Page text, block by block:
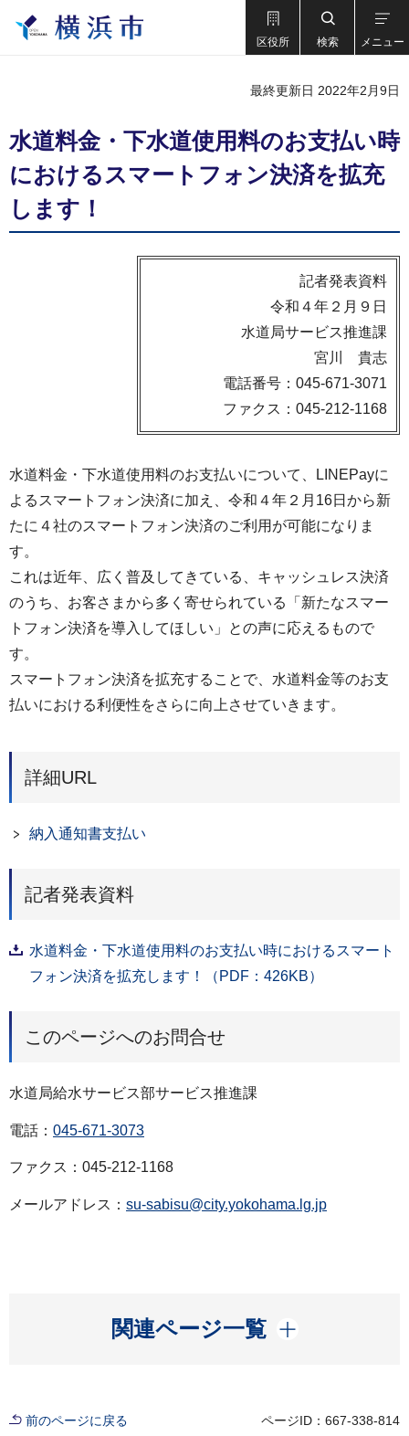
区役所 検索 メニュー
最終更新日 2022年2月9日
水道料金・下水道使用料のお支払い時
におけるスマートフォン決済を拡充
します！
記者発表資料
令和４年２月９日
水道局サービス推進課
宮川 貴志
電話番号：045-671-3071
ファクス：045-212-1168
水道料金・下水道使用料のお支払いについて、LINEPayに
よるスマートフォン決済に加え、令和４年２月16日から新
たに４社のスマートフォン決済のご利用が可能になりま
す。
これは近年、広く普及してきている、キャッシュレス決済
のうち、お客さまから多く寄せられている「新たなスマー
トフォン決済を導入してほしい」との声に応えるもので
す。
スマートフォン決済を拡充することで、水道料金等のお支
払いにおける利便性をさらに向上させていきます。
詳細URL
納入通知書支払い
記者発表資料
水道料金・下水道使用料のお支払い時におけるスマート
フォン決済を拡充します！（PDF：426KB）
このページへのお問合せ
水道局給水サービス部サービス推進課
電話： 045-671-3073
ファクス：045-212-1168
メールアドレス： su-sabisu@city.yokohama.lg.jp
関連ページ一覧
開く
前のページに戻る ページID：667-338-814